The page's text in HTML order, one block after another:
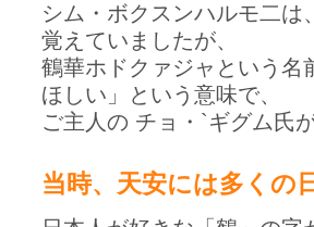
シム・ボクスンハルモ二
覚えていましたが、
鶴華ホドクァジャという名
ほしい」という意味で、
ご主人の チョ・`ギグム氏
当時、天安には多くの